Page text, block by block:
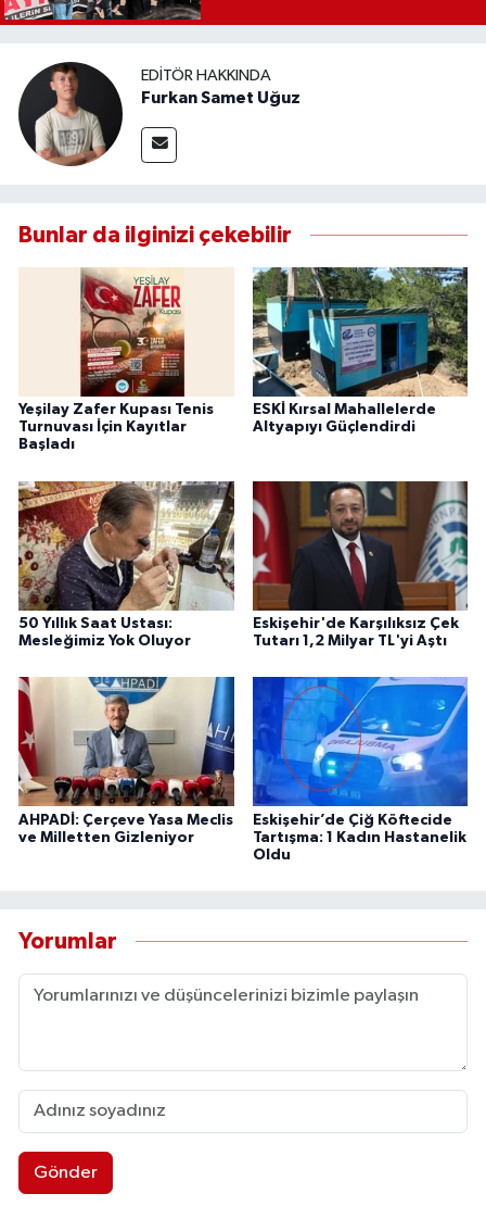
EDITÖR HAKKINDA
Furkan Samet Uğuz
Bunlar da ilginizi çekebilir
Yeşilay Zafer Kupası Tenis
Turnuvası İçin Kayıtlar
Başladı
ESKİ Kırsal Mahallelerde
Altyapıyı Güçlendirdi
50 Yıllık Saat Ustası:
Mesleğimiz Yok Oluyor
Eskişehir'de Karşılıksız Çek
Tutarı 1,2 Milyar TL'yi Aştı
AHPADİ: Çerçeve Yasa Meclis
ve Milletten Gizleniyor
Eskişehir’de Çiğ Köftecide
Tartışma: 1 Kadın Hastanelik
Oldu
Yorumlar
Gönder